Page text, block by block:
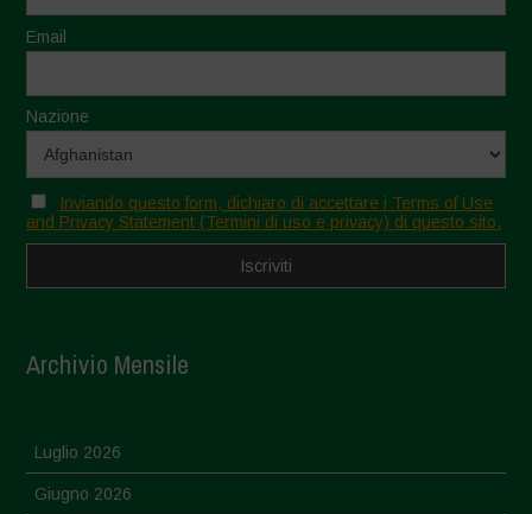
Email
Nazione
Inviando questo form, dichiaro di accettare i Terms of Use
and Privacy Statement (Termini di uso e privacy) di questo sito.
Archivio Mensile
Luglio 2026
Giugno 2026